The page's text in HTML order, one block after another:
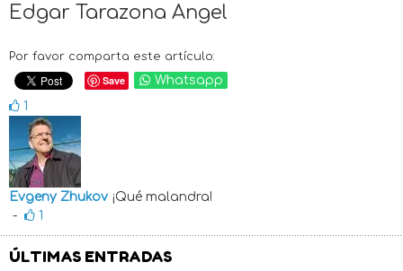
Edgar Tarazona Angel
Por favor comparta este artículo:
Save
Whatsapp
1
Evgeny Zhukov ¡Qué malandra!
-
1
ÚLTIMAS ENTRADAS